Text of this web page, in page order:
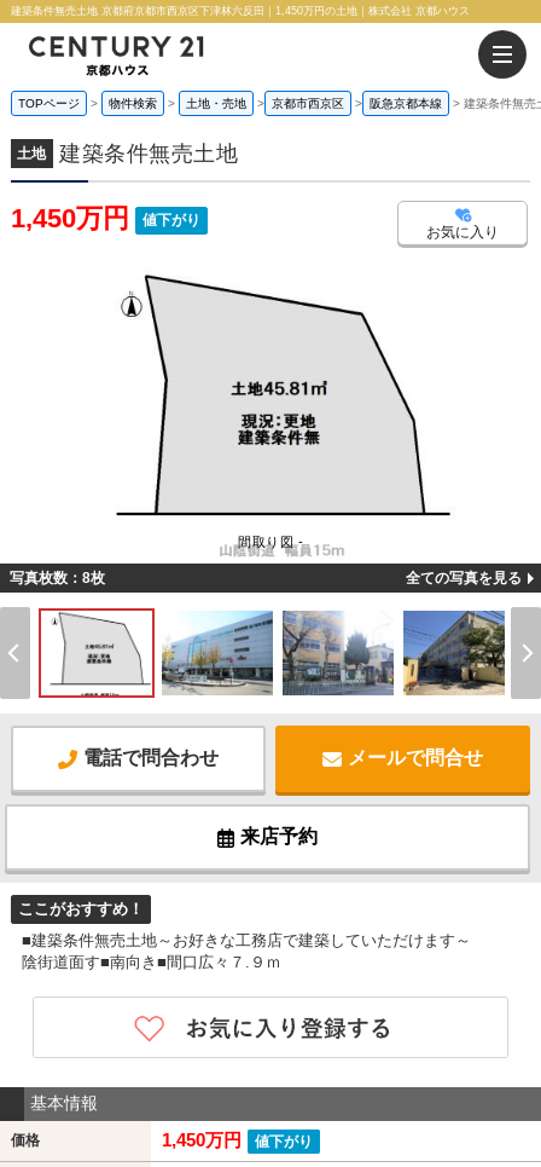
建築条件無売土地 京都府京都市西京区下津林六反田｜1,450万円の土地｜株式会社 京都ハウス
TOPページ 物件検索 土地・売地 京都市西京区 阪急京都本線 建築条件無売
土地 建築条件無売土地
1,450万円 値下がり
お気に入り
間取り図 -
写真枚数：8枚 全ての写真を見る
電話で問合わせ メールで問合せ
来店予約
ここがおすすめ！
■建築条件無売土地～お好きな工務店で建築していただけます～
陰街道面す■南向き■間口広々７.９ｍ
基本情報
価格 1,450万円 値下がり